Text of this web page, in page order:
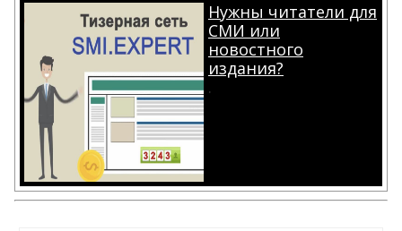
Нужны читатели для
СМИ или
новостного
издания?
.